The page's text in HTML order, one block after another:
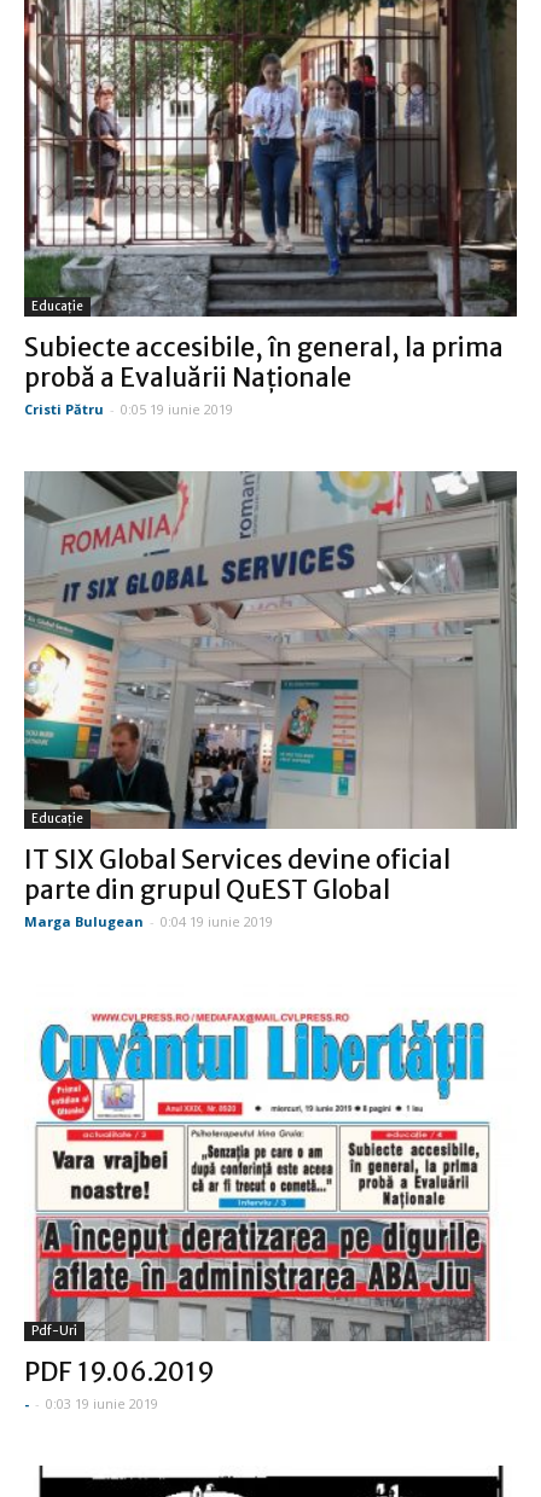
Educație
Subiecte accesibile, în general, la prima
probă a Evaluării Naţionale
Cristi Pătru - 0:05 19 iunie 2019
Educație
IT SIX Global Services devine oficial
parte din grupul QuEST Global
Marga Bulugean - 0:04 19 iunie 2019
Pdf-Uri
PDF 19.06.2019
- - 0:03 19 iunie 2019